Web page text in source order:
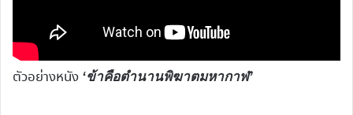
ตัวอย่างหนัง ‘ข้าคือตำนานพิฆาตมหากาฬ’